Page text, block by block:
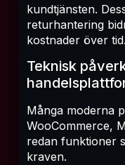
kundtjänsten.
returhantering
kostnader över tid.
Teknisk
Många moderna
WooCommerce,
redan funktioner
kraven.